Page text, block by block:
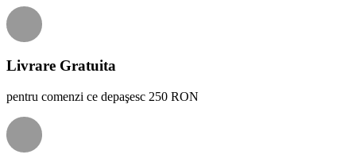
Livrare Gratuita
pentru comenzi ce depaşesc 250 RON